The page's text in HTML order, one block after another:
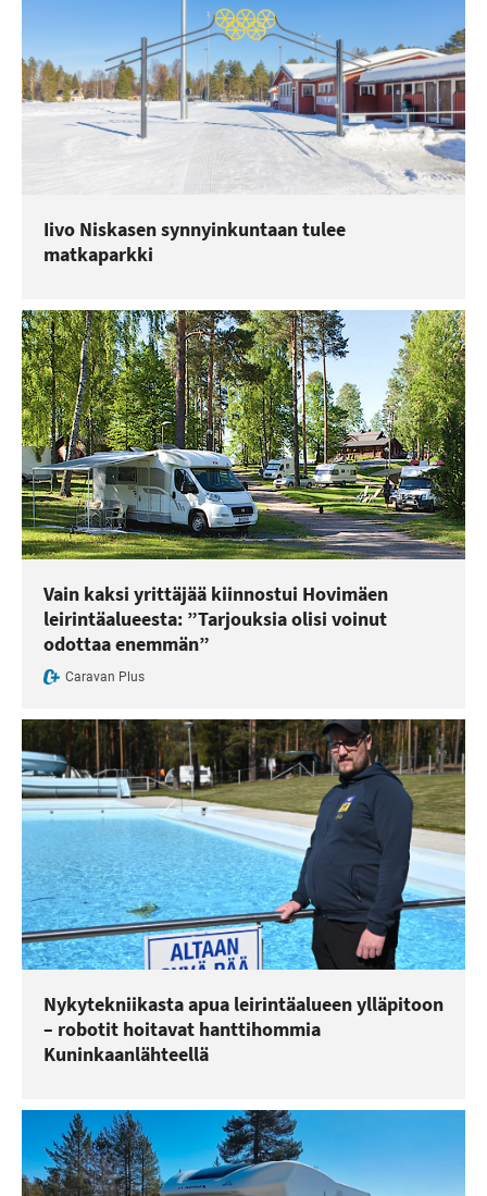
Iivo Niskasen synnyinkuntaan tulee
matkaparkki
Vain kaksi yrittäjää kiinnostui Hovimäen
leirintäalueesta: ”Tarjouksia olisi voinut
odottaa enemmän”
Caravan Plus
Nykytekniikasta apua leirintäalueen ylläpitoon
– robotit hoitavat hanttihommia
Kuninkaanlähteellä